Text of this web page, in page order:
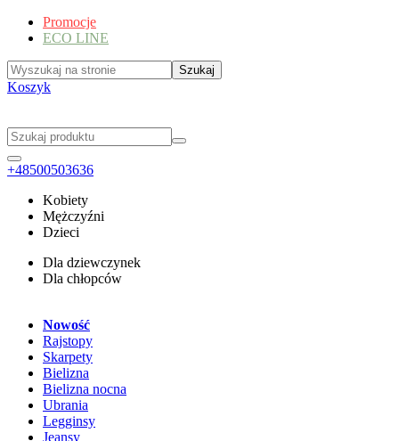
Promocje
ECO LINE
Koszyk
+48500503636
Kobiety
Mężczyźni
Dzieci
Dla dziewczynek
Dla chłopców
Nowość
Rajstopy
Skarpety
Bielizna
Bielizna nocna
Ubrania
Legginsy
Jeansy